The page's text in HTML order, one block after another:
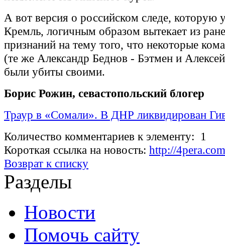
А вот версия о российском следе, которую
Кремль, логичным образом вытекает из
признаний на тему того, что некоторые
(те же Александр Беднов - Бэтмен и
были убиты своими.
Борис Рожин, севастопольский блогер
Траур в «Сомали». В ДНР ликвидирован
Количество комментариев к элементу: 1
Короткая ссылка на новость: http://
Возврат к списку
Разделы
Новости
Помочь сайту